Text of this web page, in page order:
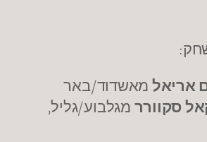
אריאל מאשדוד/באר
סקוורר מגלבוע/גליל,